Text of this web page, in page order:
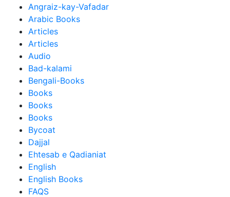
Angraiz-kay-Vafadar
Arabic Books
Articles
Articles
Audio
Bad-kalami
Bengali-Books
Books
Books
Books
Bycoat
Dajjal
Ehtesab e Qadianiat
English
English Books
FAQS